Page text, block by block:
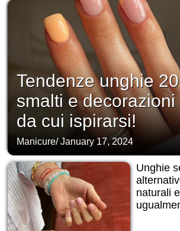
Tendenze unghie
smalti e
da cui ispirarsi!
Manicure/January 17, 2024
Unghie
naturali